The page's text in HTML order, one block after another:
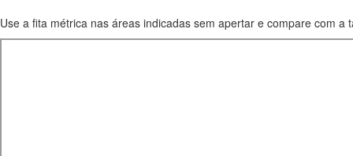
Use a fita métrica nas áreas indicadas sem apertar e compare com